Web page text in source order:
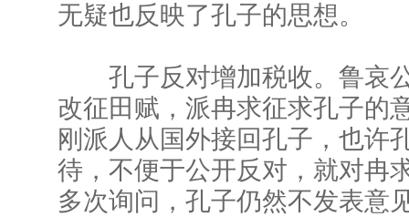
无疑也反映了孔子的思想。
孔子反对增加税收。鲁哀
改征田赋，派冉求征求孔子的
刚派人从国外接回孔子，也许
待，不便于公开反对，就对冉
多次询问，孔子仍然不发表意